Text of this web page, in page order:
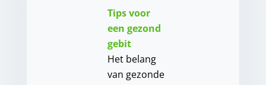
Tips voor
een gezond
gebit
Het belang
van gezonde